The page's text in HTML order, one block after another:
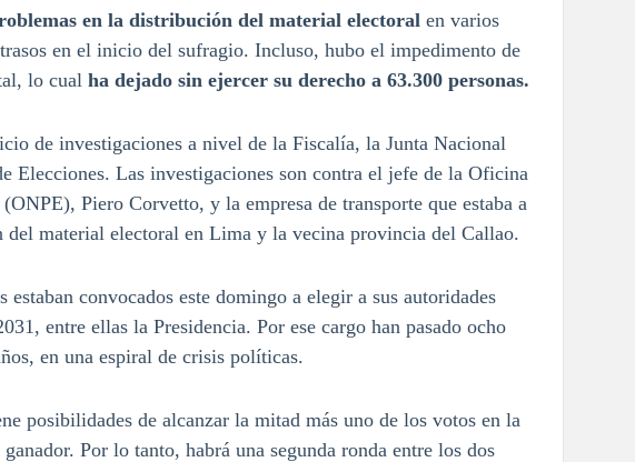
en la distribución del material electoral en varios
en el inicio del sufragio. Incluso, hubo el impedimento de
lo cual ha dejado sin ejercer su derecho a 63.300 personas.
de investigaciones a nivel de la Fiscalía, la Junta Nacional
Elecciones. Las investigaciones son contra el jefe de la Oficina
Piero Corvetto, y la empresa de transporte que estaba a
del material electoral en Lima y la vecina provincia del Callao.
convocados este domingo a elegir a sus autoridades
entre ellas la Presidencia. Por ese cargo han pasado ocho
en una espiral de crisis políticas.
posibilidades de alcanzar la mitad más uno de los votos en la
Por lo tanto, habrá una segunda ronda entre los dos